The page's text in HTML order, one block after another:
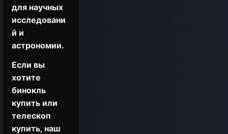
для научных
исследовани
й и
астрономии.
Если вы
хотите
бинокль
купить или
телескоп
купить, наш